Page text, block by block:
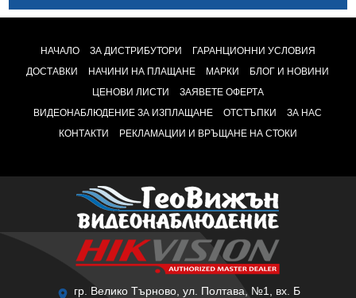
НАЧАЛО ЗА ДИСТРИБУТОРИ
ГАРАНЦИОННИ УСЛОВИЯ
ДОСТАВКИ
НАЧИНИ НА ПЛАЩАНЕ МАРКИ
БЛОГ И НОВИНИ
ЦЕНОВИ ЛИСТИ
ЗАЯВЕТЕ ОФЕРТА
ВИДЕОНАБЛЮДЕНИЕ ЗА ИЗПЛАЩАНЕ
ОТСТЪПКИ
ЗА НАС
КОНТАКТИ
РЕКЛАМАЦИИ И ВРЪЩАНЕ НА СТОКИ
гр. Велико Търново, ул. Полтава, №1, вх. Б